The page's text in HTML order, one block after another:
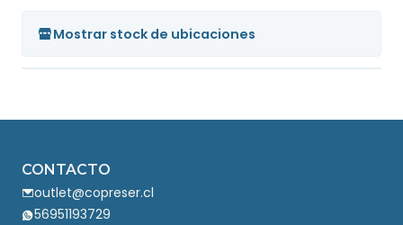
Mostrar stock de ubicaciones
CONTACTO
outlet@copreser.cl
56951193729